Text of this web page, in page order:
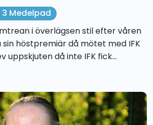
3 Medelpad
i överlägsen stil efter våren
höstpremiär då mötet med IFK
uppskjuten då inte IFK fick...